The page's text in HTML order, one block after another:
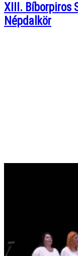
XIII. Bíborpiros
Népdalkör